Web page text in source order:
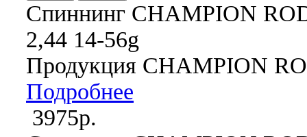
Спиннинг CHAMPION
2,44 14-56g
Продукция CHAMPION
Подробнее
3975р.